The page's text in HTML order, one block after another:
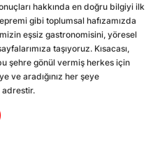
hakkında en doğru bilgiyi ilk
gibi toplumsal hafızamızda
eşsiz gastronomisini, yöresel
taşıyoruz. Kısacası,
şehre gönül vermiş herkes için
ve aradığınız her şeye
adrestir.